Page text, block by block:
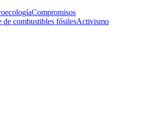
Compromisos
de combustibles fósilesActivismo